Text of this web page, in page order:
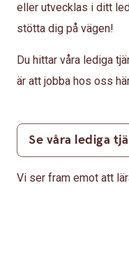
eller utvecklas i ditt
stötta dig på vägen!
Du hittar våra lediga
är att jobba hos oss
Se våra lediga
Vi ser fram emot att